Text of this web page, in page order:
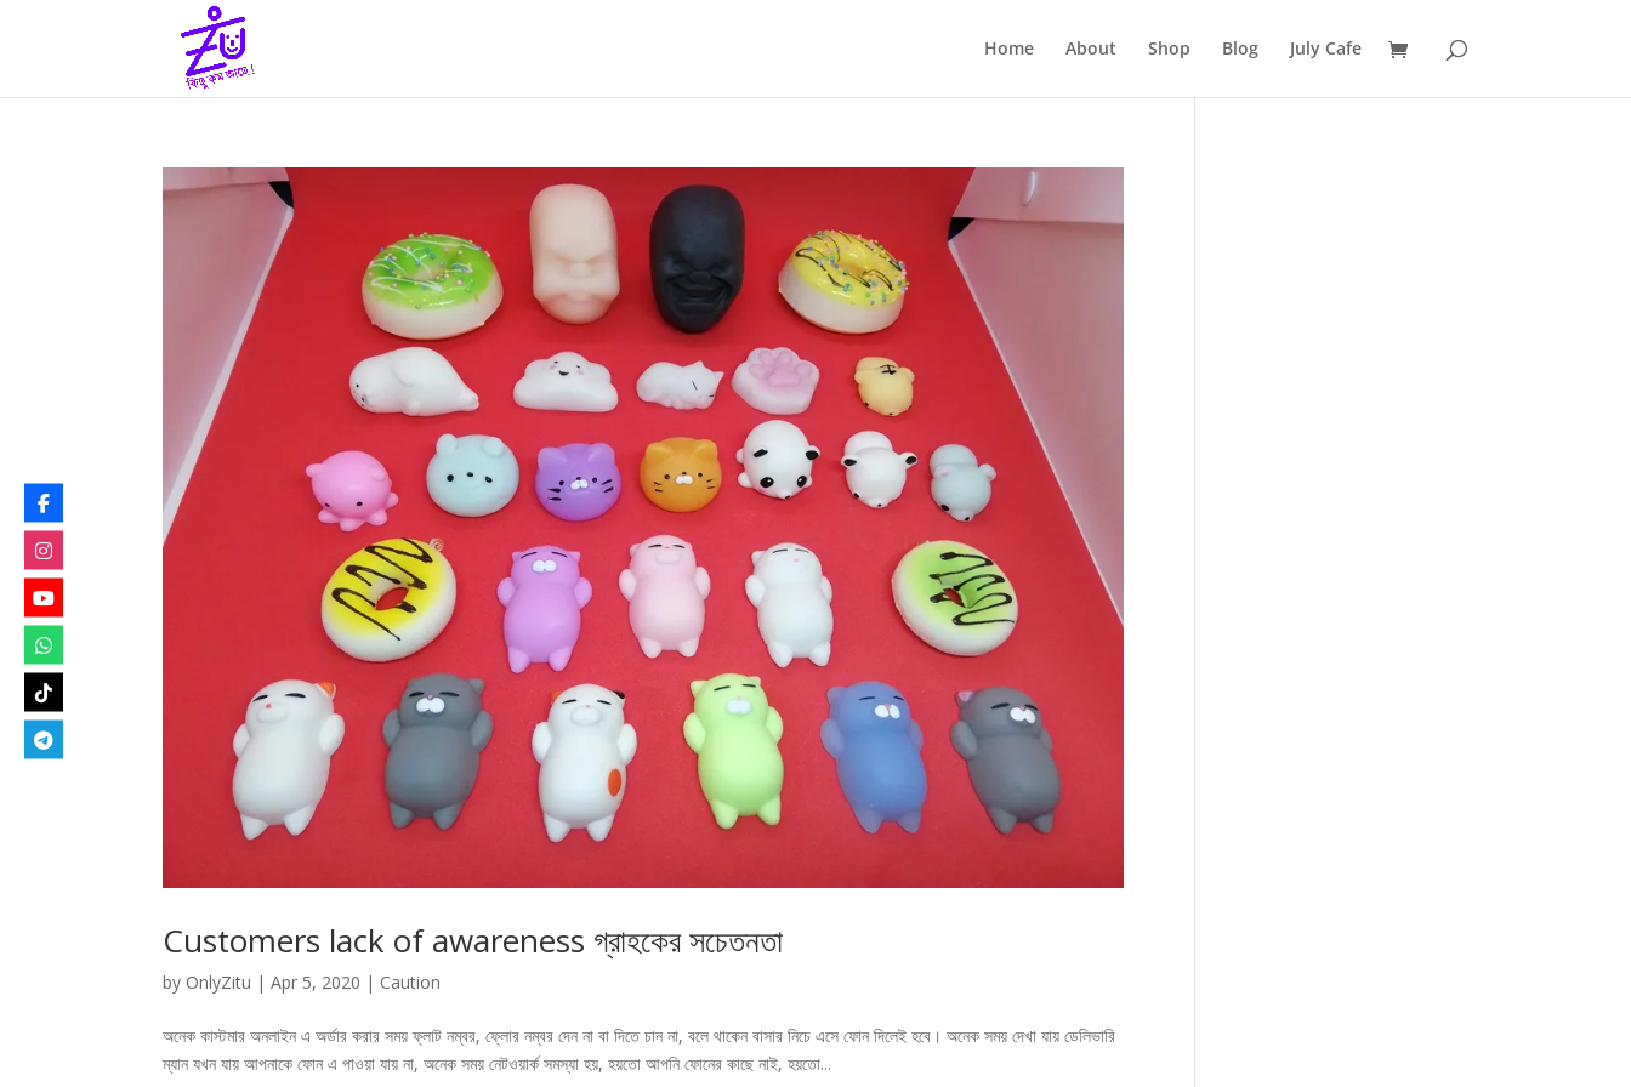
Home About Shop Blog July Cafe
Customers lack of awareness গ্রাহকের সচেতনতা
by OnlyZitu |Apr 5, 2020 | Caution
অনেক কাস্টমার অনলাইন এ অর্ডার করার সময় ফ্লাট নম্বর, ফ্লোর নম্বর দেন না বা দিতে চান না, বলে থাকেন বাসার নিচে এসে ফোন দিলেই হবে। অনেক সময় দেখা যায় ডেলিভারি
ম্যান যখন যায় আপনাকে ফোন এ পাওয়া যায় না, অনেক সময় নেটওয়ার্ক সমস্যা হয়, হয়তো আপনি ফোনের কাছে নাই, হয়তো...